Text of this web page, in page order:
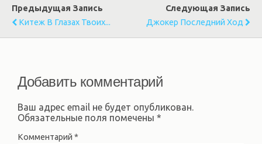
Предыдущая Запись
Китеж В Глазах Твоих...
Следующая Запись
Джокер Последний Ход
Добавить комментарий
Ваш адрес email не будет опубликован.
Обязательные поля помечены *
Комментарий *